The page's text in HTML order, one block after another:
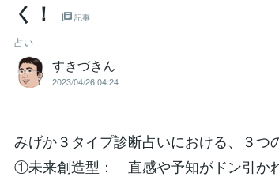
く！
記事
占い
すきづきん
2023/04/26 04:24
みげか３タイプ診断占いにおける、３つ
①未来創造型： 直感や予知がドン引か